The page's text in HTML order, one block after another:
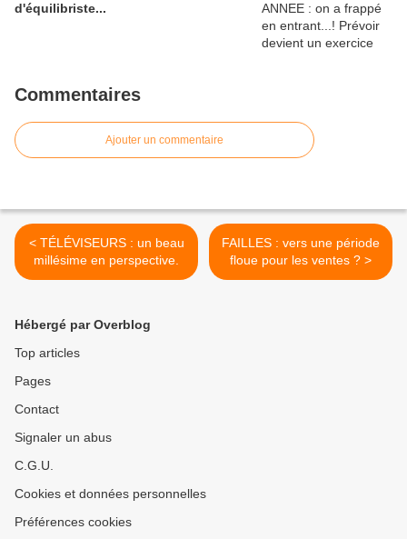
d'équilibriste...
Commentaires
Ajouter un commentaire
< TÉLÉVISEURS : un beau
millésime en perspective.
FAILLES : vers une période
floue pour les ventes ? >
Hébergé par Overblog
Top articles
Pages
Contact
Signaler un abus
C.G.U.
Cookies et données personnelles
Préférences cookies